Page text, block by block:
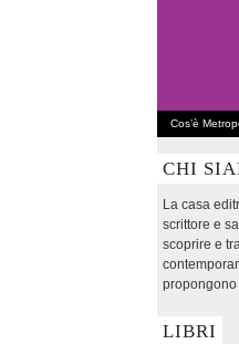
Cos’è
CHI
La casa
scrittore e
scoprire e
LIBRI